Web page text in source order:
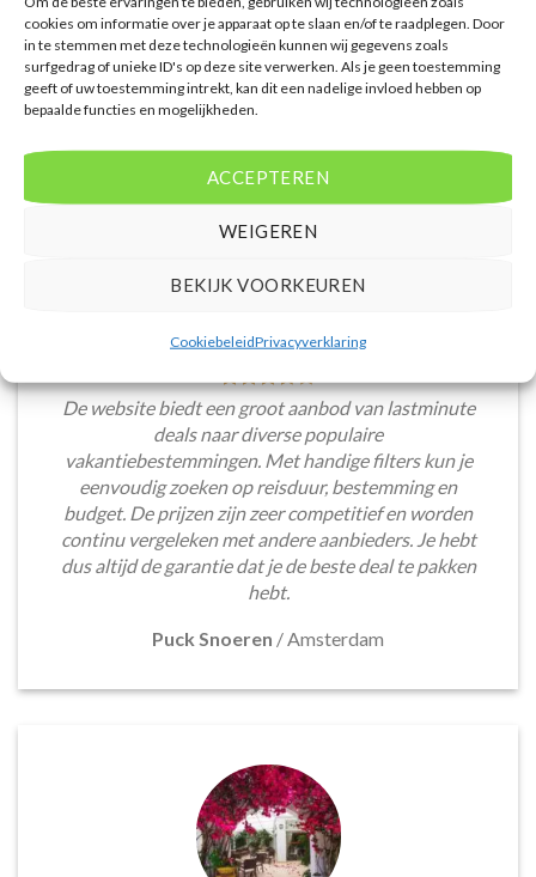
cookies om informatie over je apparaat op te slaan en/of te raadplegen. Door
in te stemmen met deze technologieën kunnen wij gegevens zoals
surfgedrag of unieke ID's op deze site verwerken. Als je geen toestemming
geeft of uw toestemming intrekt, kan dit een nadelige invloed hebben op
bepaalde functies en mogelijkheden.
ACCEPTEREN
WEIGEREN
BEKIJK VOORKEUREN
CookiebeleidPrivacyverklaring
WAT ZE OVER ONS ZEGGEN
De website biedt een groot aanbod van lastminute
deals naar diverse populaire
vakantiebestemmingen. Met handige filters kun je
eenvoudig zoeken op reisduur, bestemming en
budget. De prijzen zijn zeer competitief en worden
continu vergeleken met andere aanbieders. Je hebt
dus altijd de garantie dat je de beste deal te pakken
hebt.
Puck Snoeren / Amsterdam